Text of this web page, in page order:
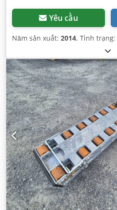
Yêu cầu
Năm sản xuất: 2014, Tình trạng: